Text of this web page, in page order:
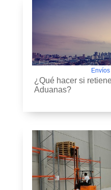
¿Qué hacer si
Aduanas?